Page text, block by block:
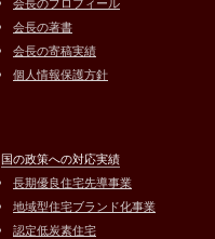
会長の著書
会長の寄稿実績
個人情報保護方針
国の政策への対応実績
長期優良住宅先導事業
地域型住宅ブランド化事業
認定低炭素住宅